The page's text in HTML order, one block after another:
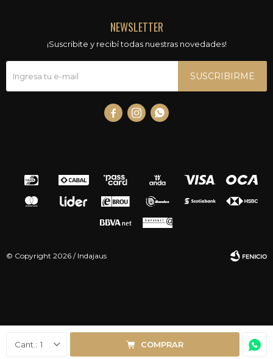
1 COMPRAR
NEWSLETTER
¡Suscribite y recibí todas nuestras novedades!
SUSCRIBIRME
  
© Copyright 2026 / Indajaus
Fenicio